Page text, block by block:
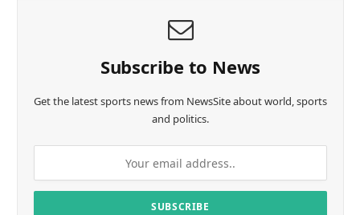
Subscribe to News
Get the latest sports news from NewsSite about world, sports
and politics.